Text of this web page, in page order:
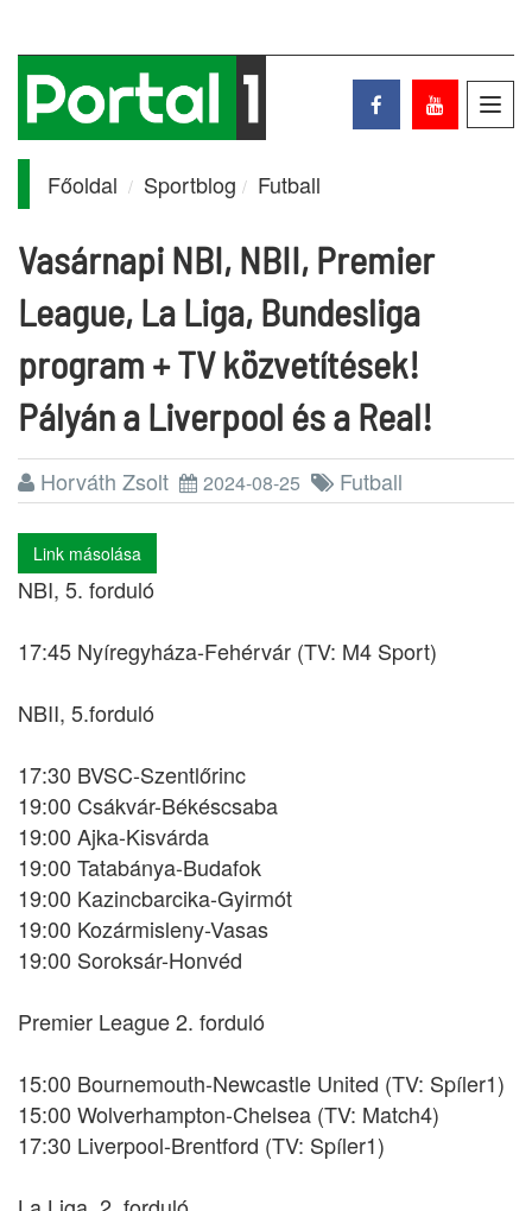
Főoldal Sportblog Futball
Vasárnapi NBI, NBII, Premier
League, La Liga, Bundesliga
program + TV közvetítések!
Pályán a Liverpool és a Real!
Horváth Zsolt 2024-08-25 Futball
Link másolása
NBI, 5. forduló
17:45 Nyíregyháza-Fehérvár (TV: M4 Sport)
NBII, 5.forduló
17:30 BVSC-Szentlőrinc
19:00 Csákvár-Békéscsaba
19:00 Ajka-Kisvárda
19:00 Tatabánya-Budafok
19:00 Kazincbarcika-Gyirmót
19:00 Kozármisleny-Vasas
19:00 Soroksár-Honvéd
Premier League 2. forduló
15:00 Bournemouth-Newcastle United (TV: Spíler1)
15:00 Wolverhampton-Chelsea (TV: Match4)
17:30 Liverpool-Brentford (TV: Spíler1)